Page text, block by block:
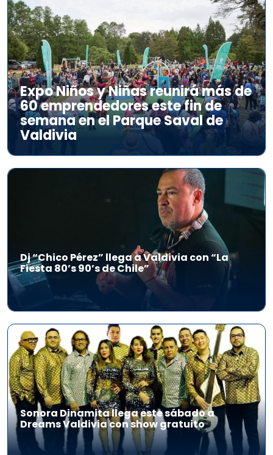
Expo Niños y Niñas reunirá más de
60 emprendedores este fin de
semana en el Parque Saval de
Valdivia
Dj “Chico Pérez” llega a Valdivia con “La
Fiesta 80’s 90’s de Chile”
Sonora Dinamita llega este sábado a
Dreams Valdivia con show gratuito